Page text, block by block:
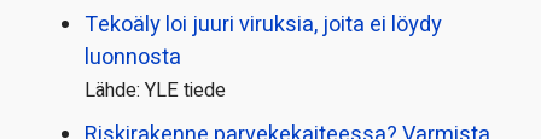
Tekoäly loi juuri viruksia, joita ei löydy
luonnosta
Lähde: YLE tiede